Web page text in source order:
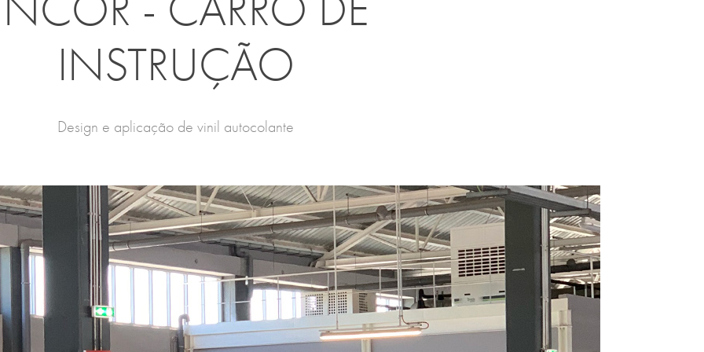
INSTRUÇÃO
Design e aplicação de vinil autocolante